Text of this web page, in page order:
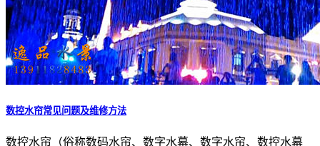
数控水帘常见问题及维修方法
数控水帘（俗称数码水帘、数字水幕、数字水帘、数控水幕